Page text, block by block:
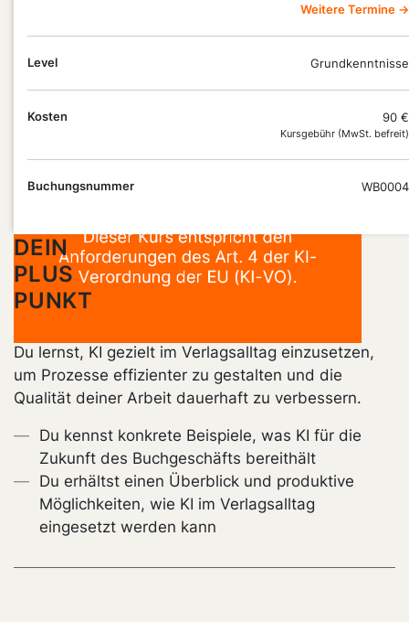
Weitere Termine →
Level Grundkenntnisse
Kosten 90 €
Kursgebühr (MwSt. befreit)
Buchungsnummer WB0004
DEIN
PLUS
PUNKT
Du lernst, KI gezielt im Verlagsalltag einzusetzen,
um Prozesse effizienter zu gestalten und die
Qualität deiner Arbeit dauerhaft zu verbessern.
Du kennst konkrete Beispiele, was KI für die
Zukunft des Buchgeschäfts bereithält
Du erhältst einen Überblick und produktive
Möglichkeiten, wie KI im Verlagsalltag
eingesetzt werden kann